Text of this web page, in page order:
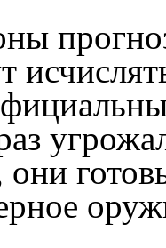
они